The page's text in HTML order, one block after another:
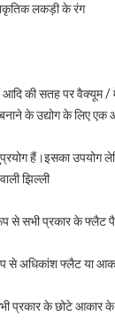
लकड़ी के रंग
की सतह पर वैक्यूम /
के उद्योग के लिए एक
हैं।इसका
झिल्ली
से सभी प्रकार के फ्लैट
से अधिकांश फ्लैट या
प्रकार के छोटे आकार